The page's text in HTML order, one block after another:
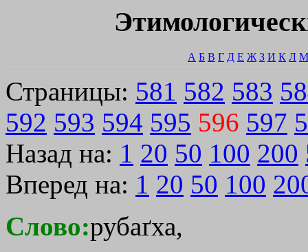
А Б В Г Д Е Ж З И К Л М
Страницы: 581 582 583
592 593 594 595 596 597
Назад на: 1 20 50 100 200
Вперед на: 1 20 50 100
Слово:рубаґха,